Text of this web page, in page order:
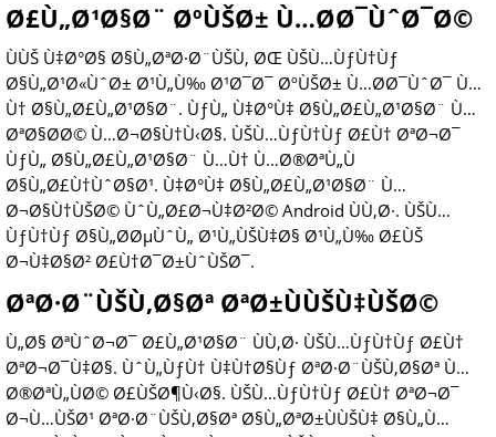
Ø£Ù„Ø¹Ø§Ø¨ ØºÙŠØ± Ù…Ø­Ø¯ÙˆØ¯Ø©
ÙÙŠ Ù‡Ø°Ø§ Ø§Ù„ØªØ·Ø¨ÙŠÙ‚ ØŒ ÙŠÙ…ÙƒÙ†Ùƒ
Ø§Ù„Ø¹Ø«ÙˆØ± Ø¹Ù„Ù‰ Ø¹Ø¯Ø¯ ØºÙŠØ± Ù…Ø­Ø¯ÙˆØ¯ Ù…
Ù† Ø§Ù„Ø£Ù„Ø¹Ø§Ø¨. ÙƒÙ„ Ù‡Ø°Ù‡ Ø§Ù„Ø£Ù„Ø¹Ø§Ø¨ Ù…
ØªØ§Ø­Ø© Ù…Ø¬Ø§Ù†Ù‹Ø§. ÙŠÙ…ÙƒÙ†Ùƒ Ø£Ù† ØªØ¬Ø¯
ÙƒÙ„ Ø§Ù„Ø£Ù„Ø¹Ø§Ø¨ Ù…Ù† Ù…Ø®ØªÙ„Ù
Ø§Ù„Ø£Ù†ÙˆØ§Ø¹. Ù‡Ø°Ù‡ Ø§Ù„Ø£Ù„Ø¹Ø§Ø¨ Ù…
Ø¬Ø§Ù†ÙŠØ© ÙˆÙ„Ø£Ø¬Ù‡Ø²Ø© Android ÙÙ‚Ø·. ÙŠÙ…
ÙƒÙ†Ùƒ Ø§Ù„Ø­ØµÙˆÙ„ Ø¹Ù„ÙŠÙ‡Ø§ Ø¹Ù„Ù‰ Ø£ÙŠ
Ø¬Ù‡Ø§Ø² Ø£Ù†Ø¯Ø±ÙˆÙŠØ¯.
ØªØ·Ø¨ÙŠÙ‚Ø§Øª ØªØ±ÙÙŠÙ‡ÙŠØ©
Ù„Ø§ ØªÙˆØ¬Ø¯ Ø£Ù„Ø¹Ø§Ø¨ ÙÙ‚Ø· ÙŠÙ…ÙƒÙ†Ùƒ Ø£Ù†
ØªØ¬Ø¯Ù‡Ø§. ÙˆÙ„ÙƒÙ† Ù‡Ù†Ø§Ùƒ ØªØ·Ø¨ÙŠÙ‚Ø§Øª Ù…
Ø®ØªÙ„ÙØ© Ø£ÙŠØ¶Ù‹Ø§. ÙŠÙ…ÙƒÙ†Ùƒ Ø£Ù† ØªØ¬Ø¯
Ø¬Ù…ÙŠØ¹ ØªØ·Ø¨ÙŠÙ‚Ø§Øª Ø§Ù„ØªØ±ÙÙŠÙ‡ Ø§Ù„Ù…